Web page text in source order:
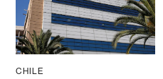
CHILE